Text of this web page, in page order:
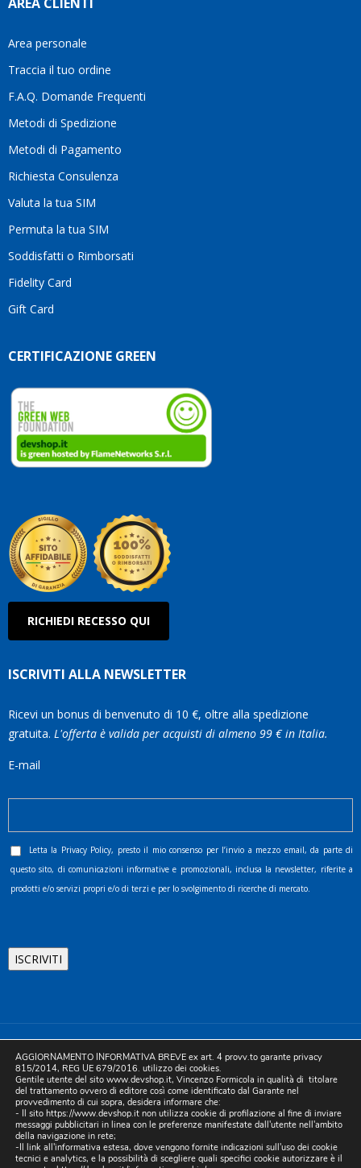
Area personale
Traccia il tuo ordine
F.A.Q. Domande Frequenti
Metodi di Spedizione
Metodi di Pagamento
Richiesta Consulenza
Valuta la tua SIM
Permuta la tua SIM
Soddisfatti o Rimborsati
Fidelity Card
Gift Card
CERTIFICAZIONE GREEN
RICHIEDI RECESSO QUI
ISCRIVITI ALLA NEWSLETTER
Ricevi un bonus di benvenuto di 10 €, oltre alla spedizione
gratuita. L'offerta è valida per acquisti di almeno 99 € in Italia.
E-mail
Letta la Privacy Policy, presto il mio consenso per l’invio a mezzo email, da parte di
questo sito, di comunicazioni informative e promozionali, inclusa la newsletter, riferite a
prodotti e/o servizi propri e/o di terzi e per lo svolgimento di ricerche di mercato.
80055 Portici (NA). pec: devinternational@pec.it P.IVA
05754741212 | REA NA-773826 | Capitale sociale 10.000 euro i.v.
| Developed by Digital & Viral
AGGIORNAMENTO INFORMATIVA BREVE ex art. 4 provv.to garante privacy
815/2014, REG UE 679/2016. utilizzo dei cookies.
Gentile utente del sito www.devshop.it, Vincenzo Formicola in qualità di titolare
del trattamento ovvero di editore così come identificato dal Garante nel
provvedimento di cui sopra, desidera informare che:
- Il sito https://www.devshop.it non utilizza cookie di profilazione al fine di inviare
messaggi pubblicitari in linea con le preferenze manifestate dall'utente nell'ambito
della navigazione in rete;
-Il link all'informativa estesa, dove vengono fornite indicazioni sull'uso dei cookie
tecnici e analytics, e la possibilità di scegliere quali specifici cookie autorizzare è il